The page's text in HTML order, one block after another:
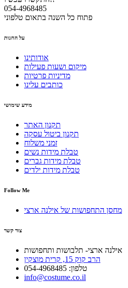
054-4968485
פתוח כל השנה בתאום טלפוני
על החנות
אודותינו
מיקום ושעות פעילות
מדיניות פרטיות
כותבים עלינו
מידע שימושי
תקנון האתר
תקנון ביטול עסקה
זמני משלוח
טבלת מידות נשים
טבלת מידות גברים
טבלת מידות ילדים
Follow Me
מחסן התחפושות של אילנה ארצי
צור קשר
אילנה ארצי- תלבושות ותחפושות
הרב קוק 15, קרית מוצקין
טלפון: 054-4968485
info@costume.co.il